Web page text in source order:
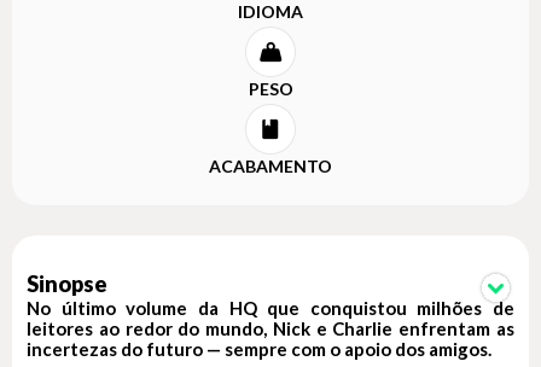
IDIOMA
PESO
ACABAMENTO
Sinopse
No último volume da HQ que conquistou milhões de
leitores ao redor do mundo, Nick e Charlie enfrentam as
incertezas do futuro — sempre com o apoio dos amigos.